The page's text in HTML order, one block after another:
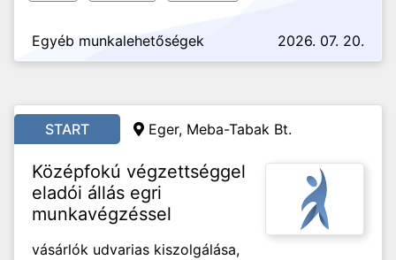
Egyéb munkalehetőségek 2026. 07. 20.
START Eger, Meba-Tabak Bt.
Középfokú végzettséggel
eladói állás egri
munkavégzéssel
vásárlók udvarias kiszolgálása,